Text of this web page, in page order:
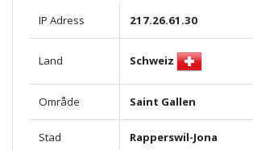
IP Adress 217.26.61.30
Land Schweiz
Område Saint Gallen
Stad Rapperswil-Jona